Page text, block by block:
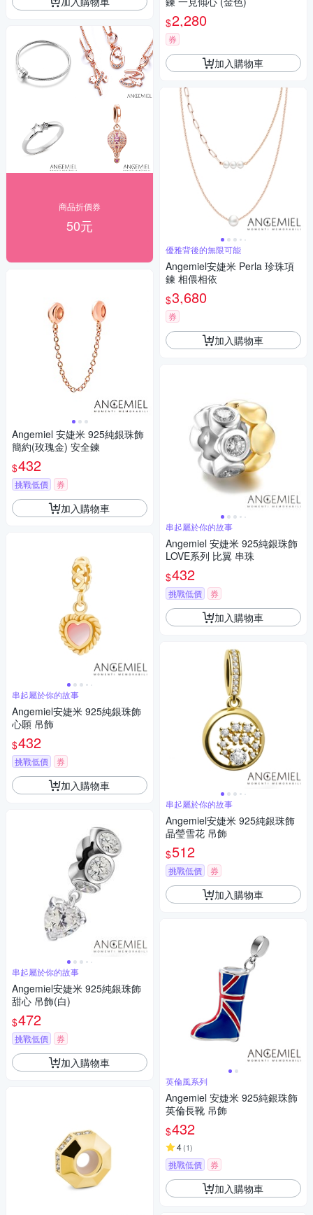
商品折價券
50元
Angemiel 安婕米 925純銀珠飾
簡約(玫瑰金) 安全鍊
$432
挑戰低價 券
加入購物車
串起屬於你的故事
Angemiel安婕米 925純銀珠飾
心願 吊飾
$432
挑戰低價 券
加入購物車
串起屬於你的故事
Angemiel安婕米 925純銀珠飾
甜心 吊飾(白)
$472
挑戰低價 券
加入購物車
$2,280
券
加入購物車
優雅背後的無限可能
Angemiel安婕米 Perla 珍珠項
鍊 相偎相依
$3,680
券
加入購物車
串起屬於你的故事
Angemiel 安婕米 925純銀珠飾
LOVE系列 比翼 串珠
$432
挑戰低價 券
加入購物車
串起屬於你的故事
Angemiel安婕米 925純銀珠飾
晶瑩雪花 吊飾
$512
挑戰低價 券
加入購物車
英倫風系列
Angemiel 安婕米 925純銀珠飾
英倫長靴 吊飾
$432
4(1)
挑戰低價 券
加入購物車